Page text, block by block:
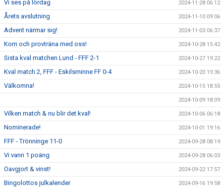
Vi ses på lördag 2024-11-28 06:12
Årets avslutning 2024-11-10 09:06
Advent närmar sig! 2024-11-03 06:37
Kom och provträna med oss! 2024-10-28 15:42
Sista kval matchen Lund - FFF 2-1 2024-10-27 19:22
Kval match 2, FFF - Eskilsminne FF 0-4 2024-10-20 19:36
Välkomna! 2024-10-15 18:55
2024-10-09 18:09
Vilken match & nu blir det kval! 2024-10-06 06:18
Nominerade! 2024-10-01 19:16
FFF - Trönninge 11-0 2024-09-28 08:19
Vi vann 1 poäng 2024-09-28 06:03
Oavgjort & vinst! 2024-09-22 17:57
Bingolottos julkalender 2024-09-16 19:58